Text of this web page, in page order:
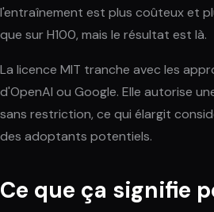
l'entraînement est plus coûteux et
que sur H100, mais le résultat est là.
La licence MIT tranche avec les
d'OpenAI ou Google. Elle autorise
sans restriction, ce qui élargit
des adoptants potentiels.
Ce que ça signifie